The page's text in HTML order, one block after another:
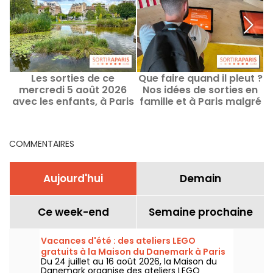
Les sorties de ce
mercredi 5 août 2026
avec les enfants, à Paris
Que faire quand il pleut ?
Nos idées de sorties en
famille et à Paris malgré
COMMENTAIRES
Aujourd'hui Demain
Ce week-end Semaine prochaine
Vacances d'été : des ateliers LEGO
gratuits à la Maison du Danemark à Paris
Du 24 juillet au 16 août 2026, la Maison du
Danemark organise des ateliers LEGO